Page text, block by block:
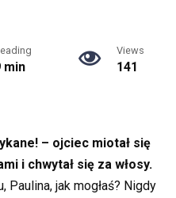
min
Views
141
– ojciec miotał się
i chwytał się za włosy.
Paulina, jak mogłaś? Nigdy